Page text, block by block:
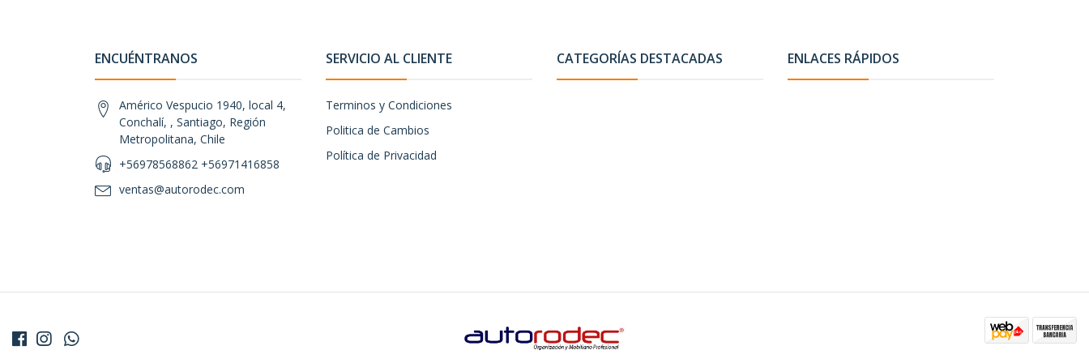
ENCUÉNTRANOS
Américo Vespucio 1940, local 4,
Conchalí, , Santiago, Región
Metropolitana, Chile
+56978568862 +56971416858
ventas@autorodec.com
SERVICIO AL CLIENTE
Terminos y Condiciones
Politica de Cambios
Política de Privacidad
CATEGORÍAS DESTACADAS ENLACES RÁPIDOS